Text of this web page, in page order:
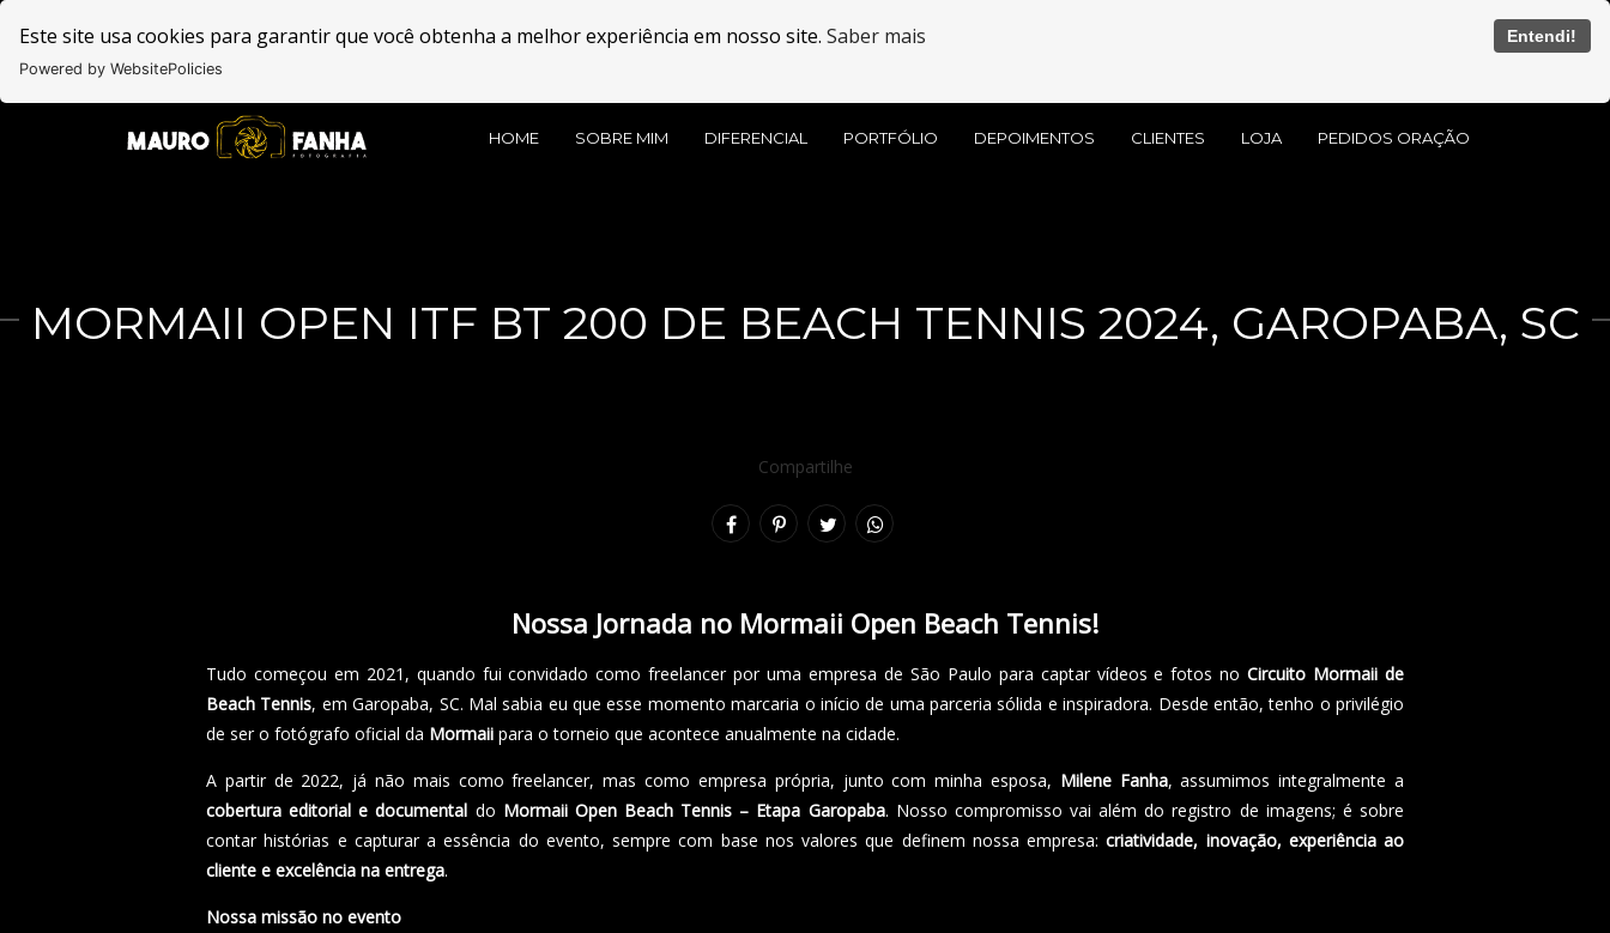
Este site usa cookies para garantir que você obtenha a melhor experiência em nosso site. Saber mais Entendi!
Powered by WebsitePolicies
HOME SOBRE MIM DIFERENCIAL PORTFÓLIO DEPOIMENTOS CLIENTES LOJA PEDIDOS ORAÇÃO
MORMAII OPEN ITF BT 200 DE BEACH TENNIS 2024, GAROPABA, SC
Compartilhe
Nossa Jornada no Mormaii Open Beach Tennis!
Tudo começou em 2021, quando fui convidado como freelancer por uma empresa de São Paulo para captar vídeos e fotos noCircuito Mormaii de
Beach Tennis, em Garopaba, SC. Mal sabia eu que esse momento marcaria o início de uma parceria sólida e inspiradora. Desde então, tenho o privilégio
de ser o fotógrafo oficial da Mormaii para o torneio que acontece anualmente na cidade.
A partir de 2022, já não mais como freelancer, mas como empresa própria, junto com minha esposa, Milene Fanha, assumimos integralmente a
cobertura editorial e documental do Mormaii Open Beach Tennis – Etapa Garopaba. Nosso compromisso vai além do registro de imagens; é sobre
contar histórias e capturar a essência do evento, sempre com base nos valores que definem nossa empresa:criatividade, inovação, experiência ao
cliente e excelência na entrega.
Nossa missão no evento